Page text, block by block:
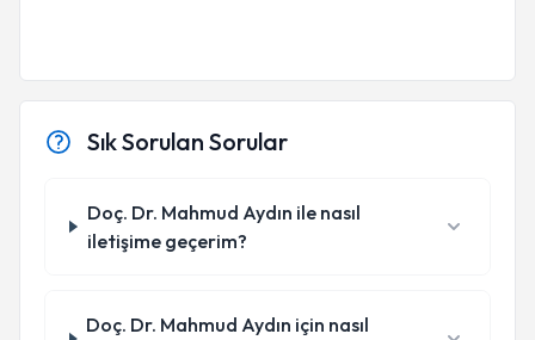
Sık Sorulan Sorular
Doç. Dr. Mahmud Aydın ile nasıl
iletişime geçerim?
Doç. Dr. Mahmud Aydın için nasıl